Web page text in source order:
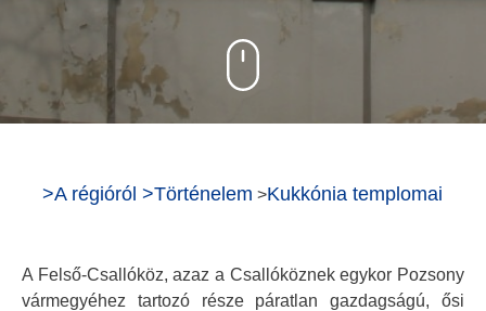
>A régióról >Történelem >Kukkónia templomai
A Felső-Csallóköz, azaz a Csallóköznek egykor Pozsony
vármegyéhez tartozó része páratlan gazdagságú, ősi